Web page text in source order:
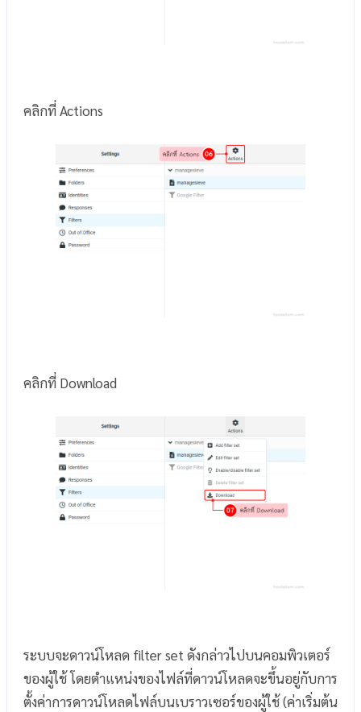
คลิกที่ Actions
คลิกที่ Download
ระบบจะดาวน์โหลด filter set ดังกล่าวไปบนคอมพิวเตอร์
ของผู้ใช้ โดยตำแหน่งของไฟล์ที่ดาวน์โหลดจะขึ้นอยู่กับการ
ตั้งค่าการดาวน์โหลดไฟล์บนเบราวเซอร์ของผู้ใช้ (ค่าเริ่มต้น